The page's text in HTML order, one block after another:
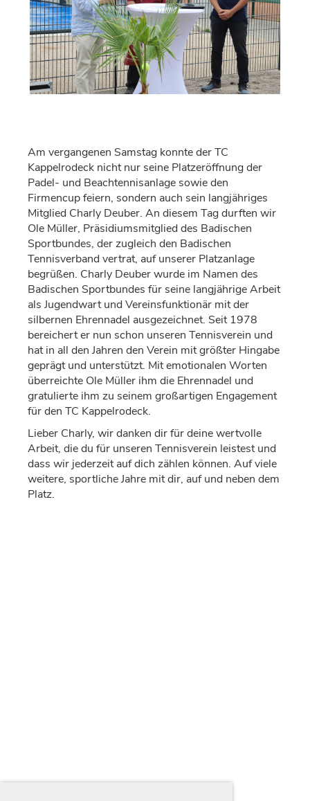
Am vergangenen Samstag konnte der TC
Kappelrodeck nicht nur seine Platzeröffnung der
Padel- und Beachtennisanlage sowie den
Firmencup feiern, sondern auch sein langjähriges
Mitglied Charly Deuber. An diesem Tag durften wir
Ole Müller, Präsidiumsmitglied des Badischen
Sportbundes, der zugleich den Badischen
Tennisverband vertrat, auf unserer Platzanlage
begrüßen. Charly Deuber wurde im Namen des
Badischen Sportbundes für seine langjährige Arbeit
als Jugendwart und Vereinsfunktionär mit der
silbernen Ehrennadel ausgezeichnet. Seit 1978
bereichert er nun schon unseren Tennisverein und
hat in all den Jahren den Verein mit größter Hingabe
geprägt und unterstützt. Mit emotionalen Worten
überreichte Ole Müller ihm die Ehrennadel und
gratulierte ihm zu seinem großartigen Engagement
für den TC Kappelrodeck.
Lieber Charly, wir danken dir für deine wertvolle
Arbeit, die du für unseren Tennisverein leistest und
dass wir jederzeit auf dich zählen können. Auf viele
weitere, sportliche Jahre mit dir, auf und neben dem
Platz.